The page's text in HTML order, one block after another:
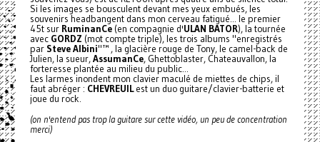
Si les images se bousculent devant mes yeux embués, les
souvenirs headbangent dans mon cerveau fatigué... le premier
45t sur RuminanCe(en compagnie d'ULAN BATOR), la tournée
avec GORDZ (mot compte triple), les trois albums "enregistrés
par Steve Albini"™ , la glacière rouge de Tony, le camel-back de
Julien, la sueur,AssumanCe, Ghettoblaster, Chateauvallon, la
forteresse plantée au milieu du public...
Les larmes inondent mon clavier maculé de miettes de chips, il
faut abréger : CHEVREUILest un duo guitare/clavier-batterie et
joue du rock.
(on n'entend pas trop la guitare sur cette vidéo, un peu de concentration
merci)